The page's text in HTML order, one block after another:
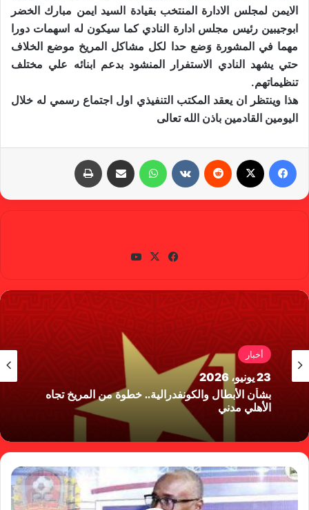
الايمن لمجلس الادارة المنتخب بقيادة السيد ايمن مبارك الخضر
ابوجيبين رئيس مجلس ادارة النادي كما سيكون له اسهمات دورا
مهما في المشورة وَضع حدا لكل مشاكل المريخ موضع الخلاف
حتي يشهد النادي الاستفرار المنشود بدعم ابنائه علي مختلف
تنظيماتهم.
هذا وينتظر ان يعقد المكتب التنفيذي اول اجتماع رسمي له خلال
اليومين القادمين باذن الله تعالى
واتساب
في
وك
X
أخبار
23 يونيو، 2026
بشأن الأبطال والكونفدرالية.. خطوة من المريخ تجاه
الأهلي مدني